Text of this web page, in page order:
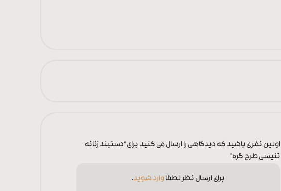
اولین نفری باشید که دیدگاهی را ارسال می کنید برای “دستبند زنانه
تنیسی طرح گره”
برای ارسال نظر لطفاوارد شوید.